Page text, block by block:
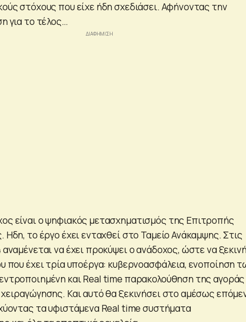
στόχους που είχε ήδη σχεδιάσει. Αφήνοντας την
για το τέλος…
είναι ο ψηφιακός μετασχηματισμός της Επιτροπής
Ηδη, το έργο έχει ενταχθεί στο Ταμείο Ανάκαμψης. Στις
να έχει προκύψει ο ανάδοχος, ώστε να
που έχει τρία υποέργα: κυβερνοασφάλεια, ενοποίηση
και Real time παρακολούθηση της αγοράς
Και αυτό θα ξεκινήσει στο αμέσως
τα υφιστάμενα Real time συστήματα